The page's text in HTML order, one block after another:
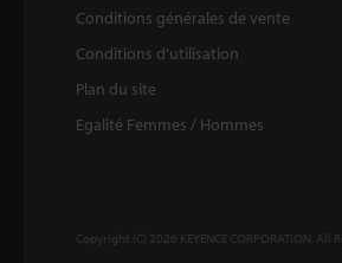
Conditions générales de vente
Conditions d'utilisation
Plan du site
Egalité Femmes / Hommes
Copyright (C) 2026 KEYENCE CORPORATION. All